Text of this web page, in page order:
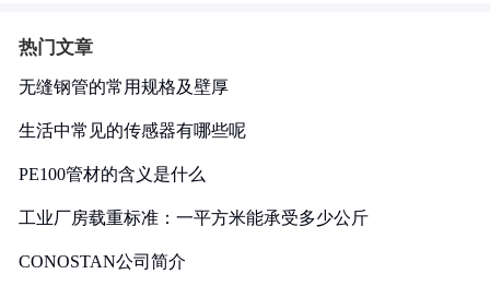
热门文章
无缝钢管的常用规格及壁厚
生活中常见的传感器有哪些呢
PE100管材的含义是什么
工业厂房载重标准：一平方米能承受多少公斤
CONOSTAN公司简介